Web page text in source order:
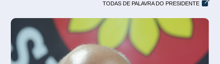
TODAS DE PALAVRA DO PRESIDENTE